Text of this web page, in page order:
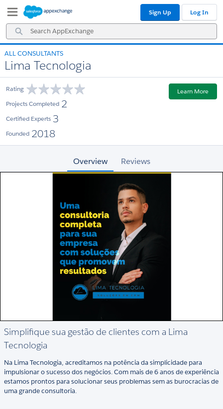
Navigation
Main
Content
Search
AppExchange
Sign Up Log In
ALL CONSULTANTS
Lima Tecnologia
Rating
Projects Completed 2
Certified Experts 3
Founded 2018
Learn More
Overview Reviews
Simplifique sua gestão de clientes com a Lima
Tecnologia
Na Lima Tecnologia, acreditamos na potência da simplicidade para
impulsionar o sucesso dos negócios. Com mais de 6 anos de experiência
estamos prontos para solucionar seus problemas sem as burocracias de
uma grande consultoria.